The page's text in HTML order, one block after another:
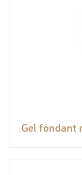
Gel fondant